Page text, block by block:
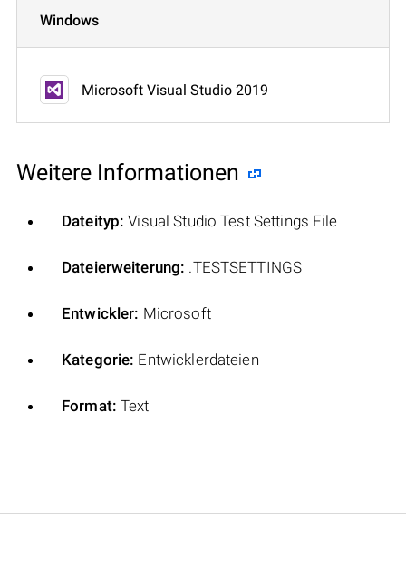
Windows
Microsoft Visual Studio 2019
Weitere Informationen
Dateityp: Visual Studio Test Settings File
Dateierweiterung: .TESTSETTINGS
Entwickler: Microsoft
Kategorie: Entwicklerdateien
Format: Text